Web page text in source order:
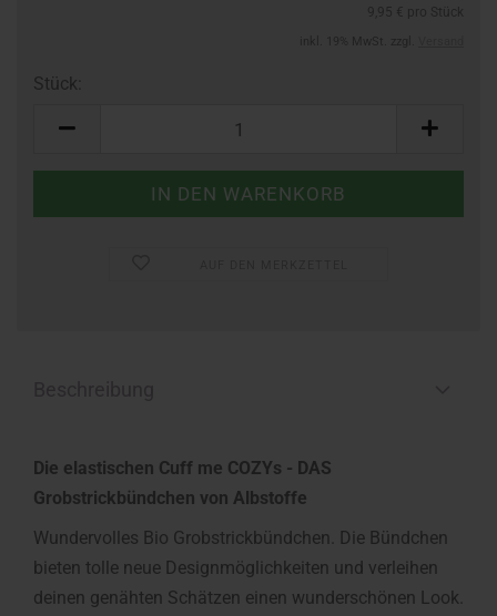
Stück:
Die elastischen Cuff me COZYs - DAS
Grobstrickbündchen von Albstoffe
Wundervolles Bio Grobstrickbündchen. Die Bündchen
bieten tolle neue Designmöglichkeiten und verleihen
deinen genähten Schätzen einen wunderschönen Look.